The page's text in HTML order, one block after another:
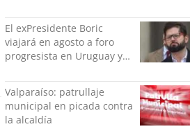
exPenitenciaría
El exPresidente Boric
viajará en agosto a foro
progresista en Uruguay y
Valparaíso: patrullaje
municipal en picada contra
la alcaldía